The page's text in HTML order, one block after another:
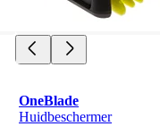
OneBlade
Huidbeschermer